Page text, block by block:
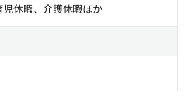
児休暇、介護休暇ほか